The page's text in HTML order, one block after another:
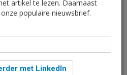
maken
en meest
artikel te lezen. Daarnaast
populaire nieuwsbrief.
met LinkedIn